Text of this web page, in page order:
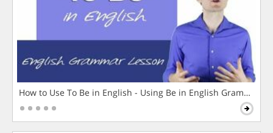
How to Use To Be in English - Using Be in English Grammar